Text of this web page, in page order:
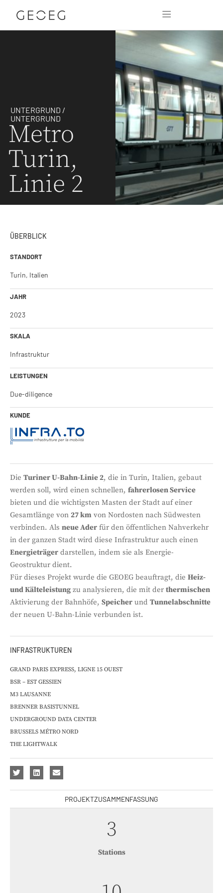
UNTERGRUND /
UNTERGRUND
Metro
Turin,
Linie 2
ÜBERBLICK
STANDORT
Turin, Italien
JAHR
2023
SKALA
Infrastruktur
LEISTUNGEN
Due-diligence
KUNDE
Die Turiner U-Bahn-Linie 2, die in Turin, Italien, gebaut
werden soll, wird einen schnellen, fahrerlosen Service
bieten und die wichtigsten Masten der Stadt auf einer
Gesamtlänge von 27 km von Nordosten nach Südwesten
verbinden. Als neue Ader für den öffentlichen Nahverkehr
in der ganzen Stadt wird diese Infrastruktur auch einen
Energieträger darstellen, indem sie als Energie-
Geostruktur dient.
Für dieses Projekt wurde die GEOEG beauftragt, die Heiz-
und Kälteleistung zu analysieren, die mit der thermischen
Aktivierung der Bahnhöfe, Speicher und Tunnelabschnitte
der neuen U-Bahn-Linie verbunden ist.
INFRASTRUKTUREN
GRAND PARIS EXPRESS, LIGNE 15 OUEST
BSR – EST GESSIEN
M3 LAUSANNE
BRENNER BASISTUNNEL
UNDERGROUND DATA CENTER
BRUSSELS MÉTRO NORD
THE LIGHTWALK
PROJEKTZUSAMMENFASSUNG
3
Stations